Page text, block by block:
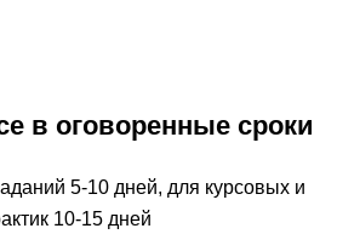
в оговоренные сроки
5-10 дней, для курсовых и
10-15 дней